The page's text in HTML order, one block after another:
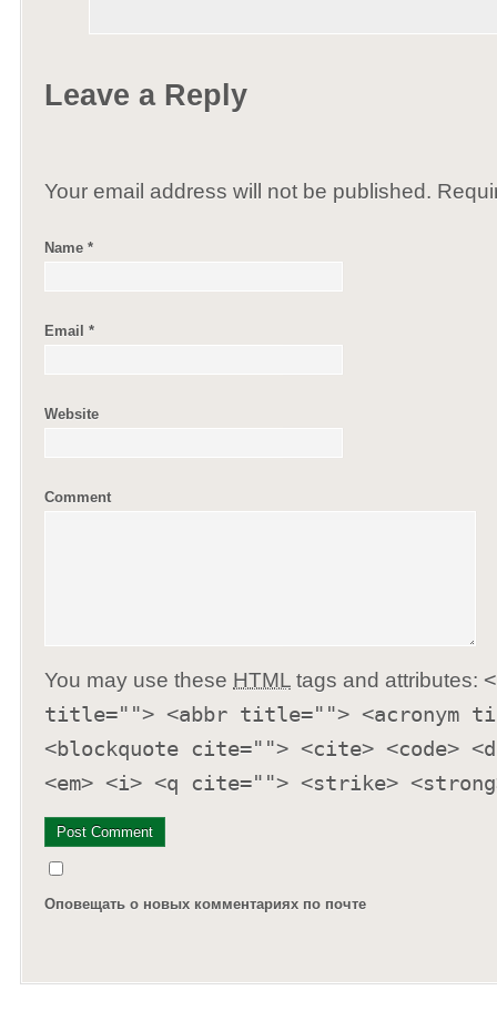
Leave a Reply
Your email address will not be published.
Name *
Email *
Website
Comment
You may use these HTML tags and attributes:
title=""> <abbr title=""> <acronym
<blockquote cite=""> <cite> <code>
<em> <i> <q cite=""> <strike>
Оповещать о новых комментариях по почте